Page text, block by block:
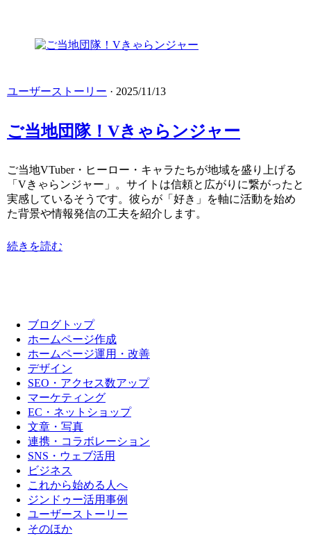
ユーザーストーリー · 2025/11/13
ご当地団隊！Vきゃらンジャー
ご当地VTuber・ヒーロー・キャラたちが地域を盛り上げる
「Vきゃらンジャー」。サイトは信頼と広がりに繋がったと
実感しているそうです。彼らが「好き」を軸に活動を始め
た背景や情報発信の工夫を紹介します。
続きを読む
ブログトップ
ホームページ作成
ホームページ運用・改善
デザイン
SEO・アクセス数アップ
マーケティング
EC・ネットショップ
文章・写真
連携・コラボレーション
SNS・ウェブ活用
ビジネス
これから始める人へ
ジンドゥー活用事例
ユーザーストーリー
そのほか